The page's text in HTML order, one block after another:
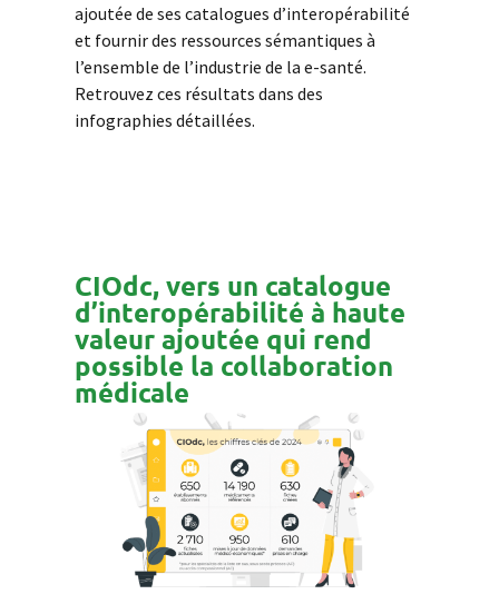
ajoutée de ses catalogues d’interopérabilité
et fournir des ressources sémantiques à
l’ensemble de l’industrie de la e-santé.
Retrouvez ces résultats dans des
infographies détaillées.
CIOdc, vers un catalogue
d’interopérabilité à haute
valeur ajoutée qui rend
possible la collaboration
médicale